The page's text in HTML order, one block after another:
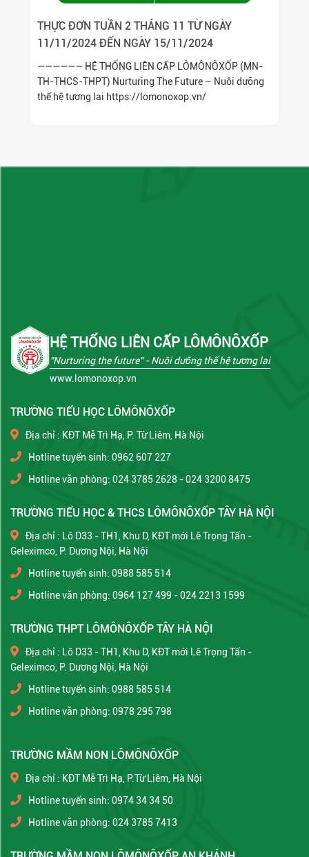
THỰC ĐƠN TUẦN 2 THÁNG 11 TỪ NGÀY
11/11/2024 ĐẾN NGÀY 15/11/2024
—————— HỆ THỐNG LIÊN CẤP LÔMÔNÔXỐP (MN-
TH-THCS-THPT) Nurturing The Future – Nuôi dưỡng
thế hệ tương lai https://lomonoxop.vn/
HỆ THỐNG LIÊN CẤP LÔMÔNÔXỐP
"Nurturing the future"- Nuôi dưỡng thế hệ tương lai
www.lomonoxop.vn
TRƯỜNG TIỂU HỌC LÔMÔNÔXỐP
Địa chỉ : KĐT Mễ Trì Hạ, P. Từ Liêm, Hà Nội
Hotline tuyển sinh: 0962 607 227
Hotline văn phòng: 024 3785 2628 - 024 3200 8475
TRƯỜNG TIỂU HỌC & THCS LÔMÔNÔXỐP TÂY HÀ NỘI
Địa chỉ : Lô D33 - TH1, Khu D, KĐT mới Lê Trọng Tấn -
Geleximco, P. Dương Nội, Hà Nội
Hotline tuyển sinh: 0988 585 514
Hotline văn phòng: 0964 127 499 - 024 2213 1599
TRƯỜNG THPT LÔMÔNÔXỐP TÂY HÀ NỘI
Địa chỉ : Lô D33 - TH1, Khu D, KĐT mới Lê Trọng Tấn -
Geleximco, P. Dương Nội, Hà Nội
Hotline tuyển sinh: 0988 585 514
Hotline văn phòng: 0978 295 798
TRƯỜNG MẦM NON LÔMÔNÔXỐP
Địa chỉ : KĐT Mễ Trì Hạ, P.Từ Liêm, Hà Nội
Hotline tuyển sinh: 0974 34 34 50
Hotline văn phòng: 024 3785 7413